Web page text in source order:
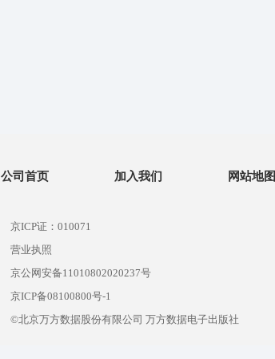
公司首页 加入我们 网站地图
京ICP证：010071
营业执照
京公网安备11010802020237号
京ICP备08100800号-1
©北京万方数据股份有限公司 万方数据电子出版社